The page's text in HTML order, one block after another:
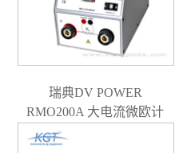
瑞典DV POWER
RMO200A 大电流微欧计